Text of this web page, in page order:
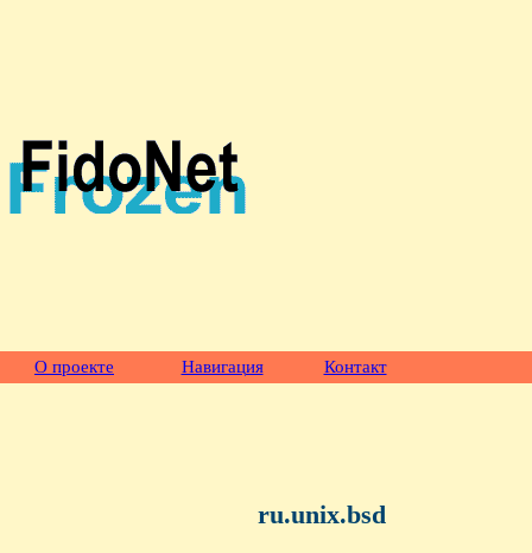
О проекте Навигация Контакт
ru.unix.bsd